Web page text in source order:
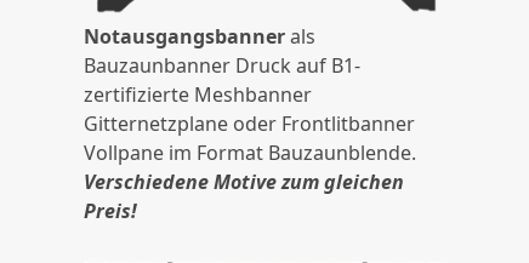
Notausgangsbannerals
Bauzaunbanner Druck auf B1-
zertifizierte Meshbanner
Gitternetzplane oder Frontlitbanner
Vollpane im Format Bauzaunblende.
Verschiedene Motive zum gleichen
Preis!